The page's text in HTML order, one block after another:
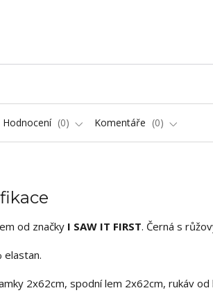
Hodnocení 0 Komentáře 0
od značky I SAW IT FIRST. Černá s
elastan.
2x62cm, spodní lem 2x62cm, rukáv od